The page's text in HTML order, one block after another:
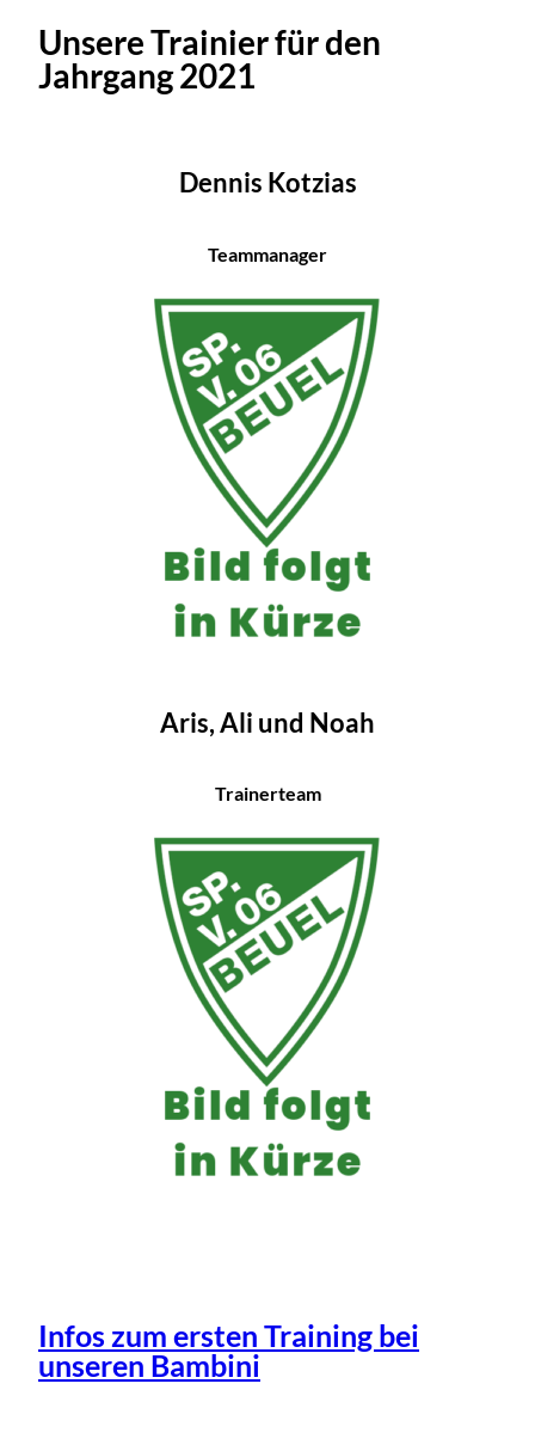
Unsere Trainier für den
Jahrgang 2021
Dennis Kotzias
Teammanager
Aris, Ali und Noah
Trainerteam
Infos zum ersten Training bei
unseren Bambini